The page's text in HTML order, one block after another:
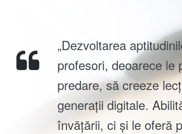
„Dezvoltarea
profesori, deoarece le
predare, să creeze
generații digitale.
învățării, ci și le oferă